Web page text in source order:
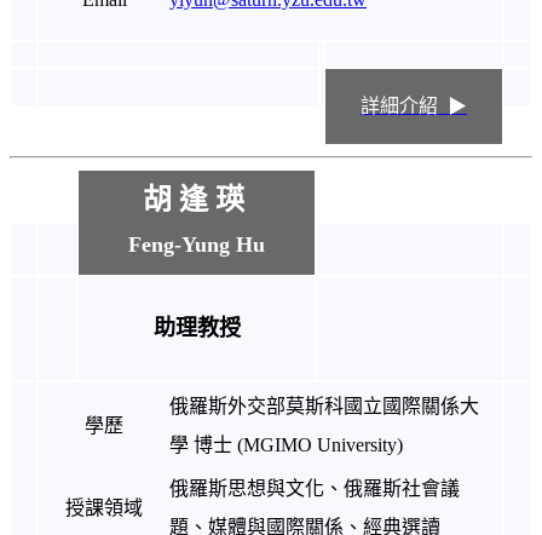
詳細介紹 ▶
胡 逢 瑛
Feng-Yung Hu
助理教授
學歷
俄羅斯外交部莫斯科國立國際關係大
學 博士 (MGIMO University)
授課領域
俄羅斯思想與文化、俄羅斯社會議
題、媒體與國際關係、經典選讀